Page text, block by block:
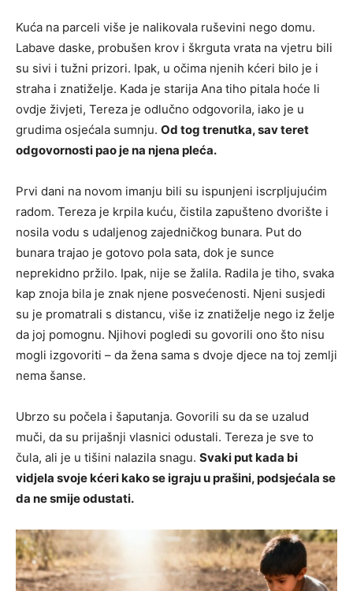
Kuća na parceli više je nalikovala ruševini nego domu.
Labave daske, probušen krov i škrguta vrata na vjetru bili
su sivi i tužni prizori. Ipak, u očima njenih kćeri bilo je i
straha i znatiželje. Kada je starija Ana tiho pitala hoće li
ovdje živjeti, Tereza je odlučno odgovorila, iako je u
grudima osjećala sumnju. Od tog trenutka, sav teret
odgovornosti pao je na njena pleća.
Prvi dani na novom imanju bili su ispunjeni iscrpljujućim
radom. Tereza je krpila kuću, čistila zapušteno dvorište i
nosila vodu s udaljenog zajedničkog bunara. Put do
bunara trajao je gotovo pola sata, dok je sunce
neprekidno pržilo. Ipak, nije se žalila. Radila je tiho, svaka
kap znoja bila je znak njene posvećenosti. Njeni susjedi
su je promatrali s distancu, više iz znatiželje nego iz želje
da joj pomognu. Njihovi pogledi su govorili ono što nisu
mogli izgovoriti – da žena sama s dvoje djece na toj zemlji
nema šanse.
Ubrzo su počela i šaputanja. Govorili su da se uzalud
muči, da su prijašnji vlasnici odustali. Tereza je sve to
čula, ali je u tišini nalazila snagu. Svaki put kada bi
vidjela svoje kćeri kako se igraju u prašini, podsjećala se
da ne smije odustati.